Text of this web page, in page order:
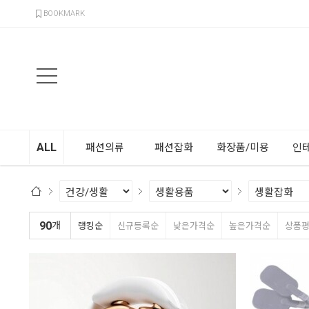
BOOKMARK
ALL 패션의류 패션잡화 화장품/미용 인
90개 랭킹순 신규등록순 낮은가격순 높은가격순 상품